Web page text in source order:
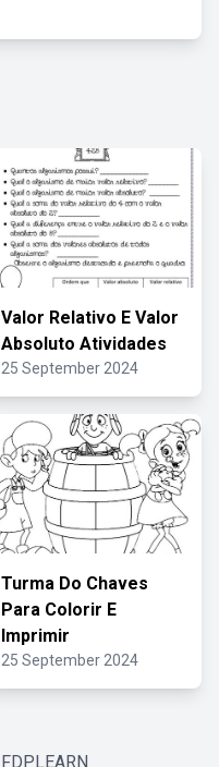
Valor Relativo E Valor
Absoluto Atividades
25 September 2024
Turma Do Chaves
Para Colorir E
Imprimir
25 September 2024
FDPLEARN